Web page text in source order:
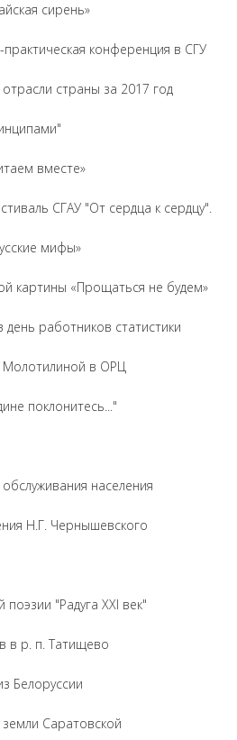
сирень»
конференция в СГУ
страны за 2017 год
вместе»
СГАУ "От сердца к сердцу".
мифы»
картины «Прощаться не будем»
работников статистики
Молотилиной в ОРЦ
поклонитесь..."
населения
Н.Г. Чернышевского
"Радуга XXI век"
в р. п. Татищево
Белоруссии
Саратовской